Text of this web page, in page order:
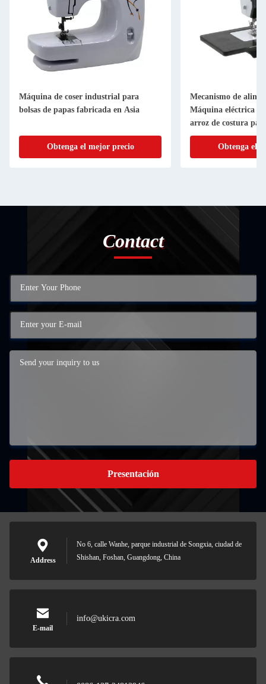
Máquina de coser industrial para
bolsas de papas fabricada en Asia
Obtenga el mejor precio
Mecanismo de
Máquina eléctrica de
arroz de costura
fácil
Obtenga el
Contact
Presentación
Address
No 6, calle Wanhe, parque industrial de Songxia, ciudad de
Shishan, Foshan, Guangdong, China
E-mail
info@ukicra.com